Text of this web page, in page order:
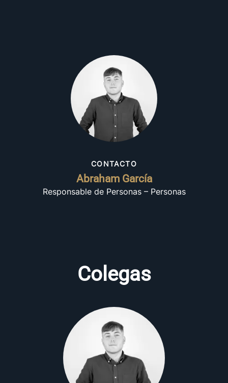
CONTACTO
Abraham García
Responsable de Personas – Personas
Colegas